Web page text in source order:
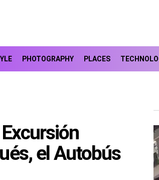
PHOTOGRAPHY PLACES
el Autobús